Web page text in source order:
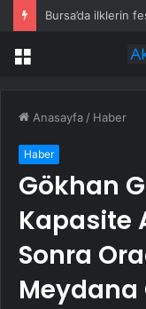
Bursa’da ilklerin
Menü
Anasayfa / Haber
Haber
Gökhan
Kapasite
Sonra
Meydana